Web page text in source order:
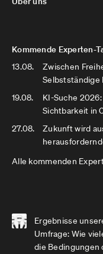
Kommende Experten-
13.08.
Zwischen
Selbstständige
19.08.
KI-Suche
Sichtbarkeit in
27.08.
Zukunft wird
Alle kommenden
Ergebnisse
Umfrage: Wie
die Bedingungen